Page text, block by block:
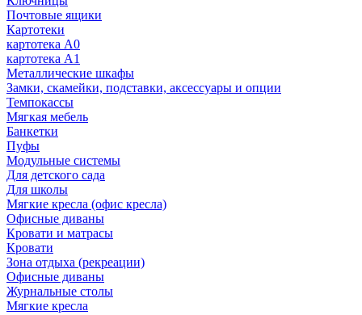
Почтовые ящики
Картотеки
картотека А0
картотека А1
Металлические шкафы
Замки, скамейки, подставки, аксессуары и опции
Темпокассы
Мягкая мебель
Банкетки
Пуфы
Модульные системы
Для детского сада
Для школы
Мягкие кресла (офис кресла)
Офисные диваны
Кровати и матрасы
Кровати
Зона отдыха (рекреации)
Офисные диваны
Журнальные столы
Мягкие кресла